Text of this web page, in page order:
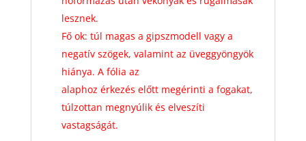
lesznek.
Fő ok: túl magas a gipszmodell vagy a
negatív szögek, valamint az üveggyöngyök
hiánya. A fólia az
alaphoz érkezés előtt megérinti a fogakat,
túlzottan megnyúlik és elveszíti
vastagságát.